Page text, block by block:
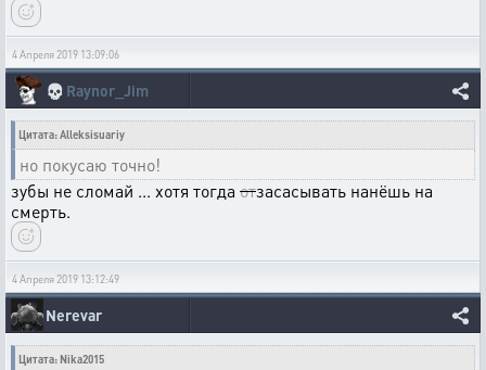
4 Апреля 2019 13:09:06
💀 Raynor_Jim
Цитата: Alleksisuariy
но покусаю точно!
зубы не сломай ... хотя тогда отзасасывать нанёшь на
смерть.
4 Апреля 2019 13:12:49
Nerevar
Цитата: Nika2015